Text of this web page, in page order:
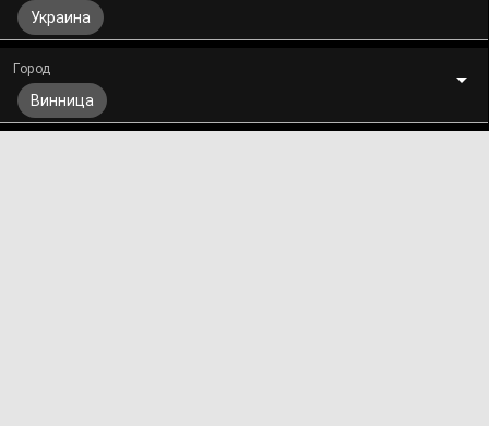
Украина
Город
Винница